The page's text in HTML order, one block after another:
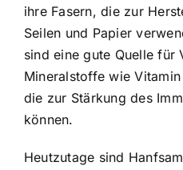
ihre Fasern, die zur
Seilen und Papier
sind eine gute Quelle für
Mineralstoffe wie
die zur Stärkung des
können.
Heutzutage sind